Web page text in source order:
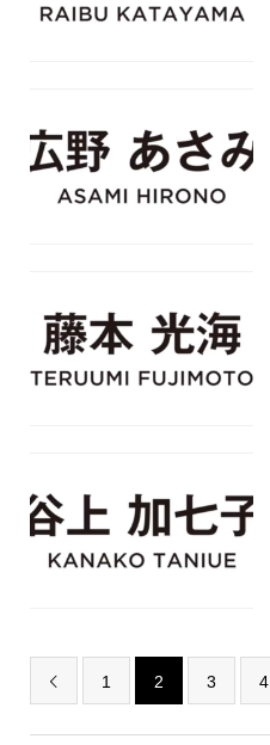
 1 2 3 4